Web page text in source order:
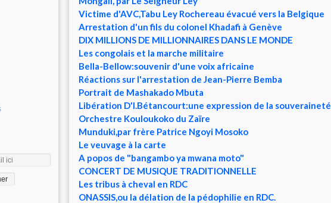
Victime d'AVC,Tabu Ley Rochereau évacué vers la Belgique
Arrestation d'un fils du colonel Khadafi à Genève
DIX MILLIONS DE MILLIONNAIRES DANS LE MONDE
Les congolais et la marche militaire
Bella-Bellow:souvenir d'une voix africaine
Réactions sur l'arrestation de Jean-Pierre Bemba
Portrait de Mashakado Mbuta
Libération D'I.Bétancourt:une expression de la souveraineté
Orchestre Kouloukoko du Zaïre
Munduki,par frère Patrice Ngoyi Mosoko
Le veuvage à la carte
A popos de "bangambo ya mwana moto"
CONCERT DE MUSIQUE TRADITIONNELLE
Les tribus à cheval en RDC
ONASSIS,ou la délation de la pédophilie en RDC.